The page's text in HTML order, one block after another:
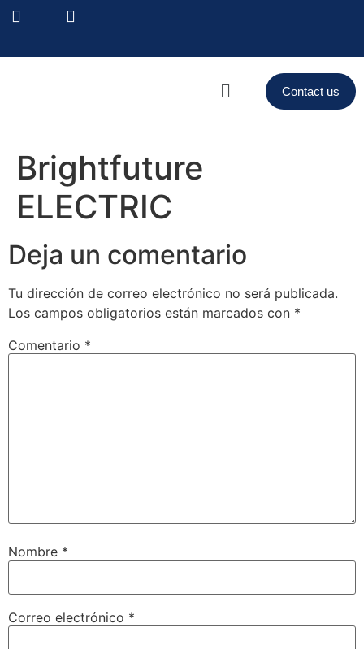
Contact us
Brightfuture
ELECTRIC
Deja un comentario
Tu dirección de correo electrónico no será publicada.
Los campos obligatorios están marcados con *
Comentario *
Nombre *
Correo electrónico *